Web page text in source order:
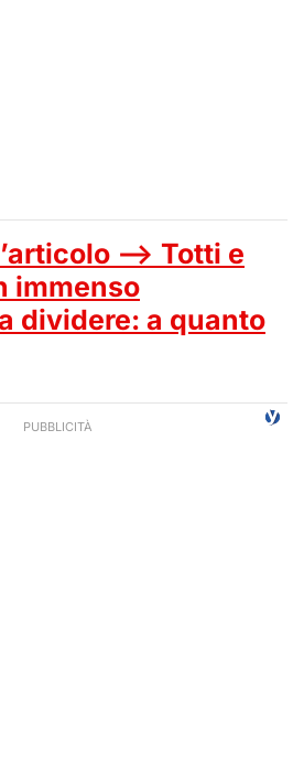
—> Totti e
immenso
dividere: a quanto